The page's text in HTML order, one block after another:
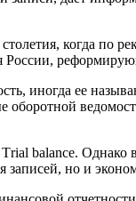
когда по
иногда ее
bаlаnсе.
записей, но и